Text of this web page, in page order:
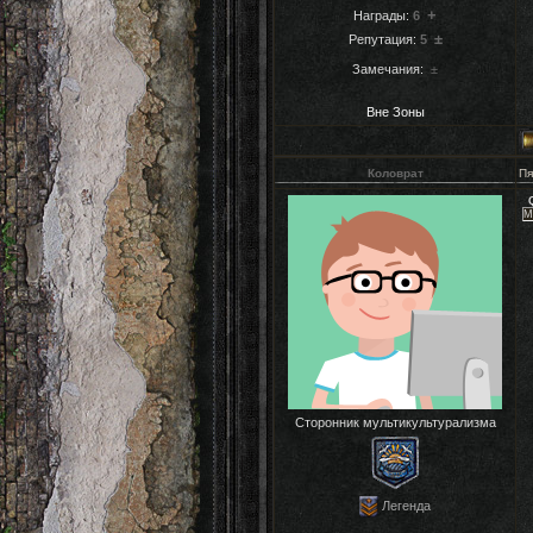
Награды: 6 +
Репутация: 5 ±
Замечания: ±
Вне Зоны
Коловрат
Сторонник мультикультурализма
Легенда